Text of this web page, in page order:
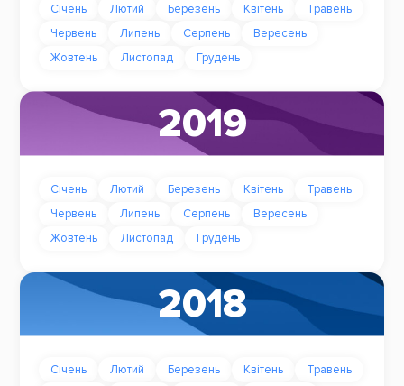
Січень Лютий Березень Квітень
Травень
Червень
Липень Серпень
Вересень
Жовтень
Листопад Грудень
2019
Січень Лютий Березень Квітень
Травень
Червень
Липень Серпень
Вересень
Жовтень
Листопад Грудень
2018
Січень Лютий Березень Квітень
Травень